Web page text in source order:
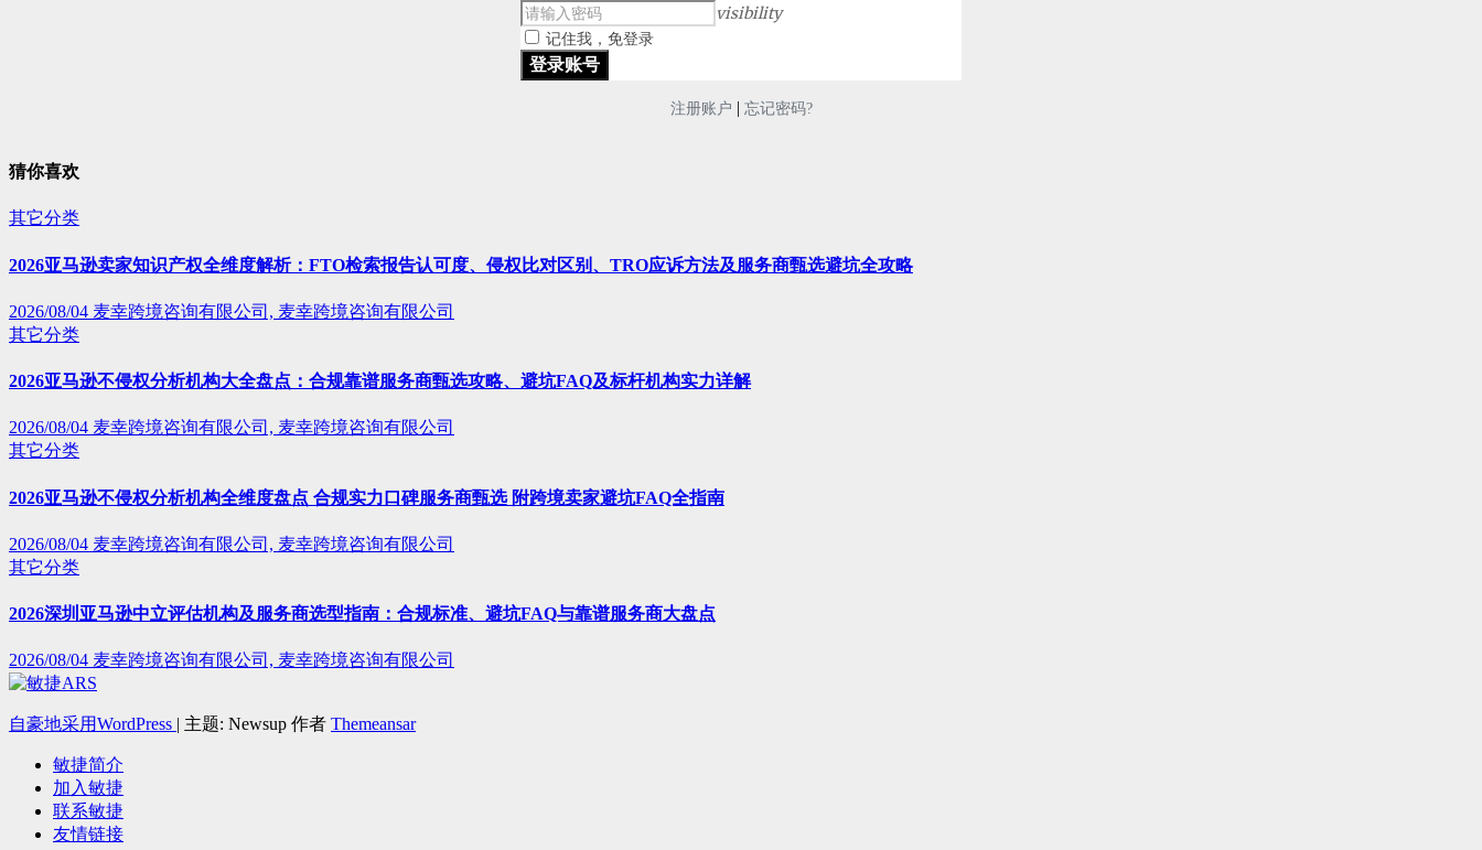
visibility
记住我，免登录
注册账户 | 忘记密码?
猜你喜欢
其它分类
2026亚马逊卖家知识产权全维度解析：FTO检索报告认可度、侵权比对区别、TRO应诉方法及服务商甄选避坑全攻略
2026/08/04 麦幸跨境咨询有限公司, 麦幸跨境咨询有限公司
其它分类
2026亚马逊不侵权分析机构大全盘点：合规靠谱服务商甄选攻略、避坑FAQ及标杆机构实力详解
2026/08/04 麦幸跨境咨询有限公司, 麦幸跨境咨询有限公司
其它分类
2026亚马逊不侵权分析机构全维度盘点 合规实力口碑服务商甄选 附跨境卖家避坑FAQ全指南
2026/08/04 麦幸跨境咨询有限公司, 麦幸跨境咨询有限公司
其它分类
2026深圳亚马逊中立评估机构及服务商选型指南：合规标准、避坑FAQ与靠谱服务商大盘点
2026/08/04 麦幸跨境咨询有限公司, 麦幸跨境咨询有限公司
自豪地采用WordPress | 主题: Newsup 作者 Themeansar
敏捷简介
加入敏捷
联系敏捷
友情链接